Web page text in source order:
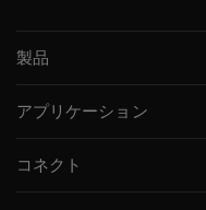
製品
キャピラリー電気泳動機器
統合ソリューション
アプリケーション
環境分析
コネクト